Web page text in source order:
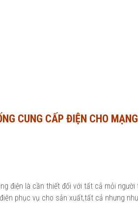
CUNG CẤP ĐIỆN CHO
điện là cần thiết đối với tất cả mỏi
phục vụ cho sản xuất,tất cả nhưng